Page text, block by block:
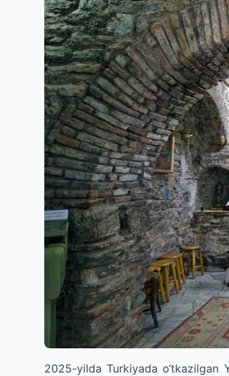
2025-yilda Turkiyada o‘tkazilgan